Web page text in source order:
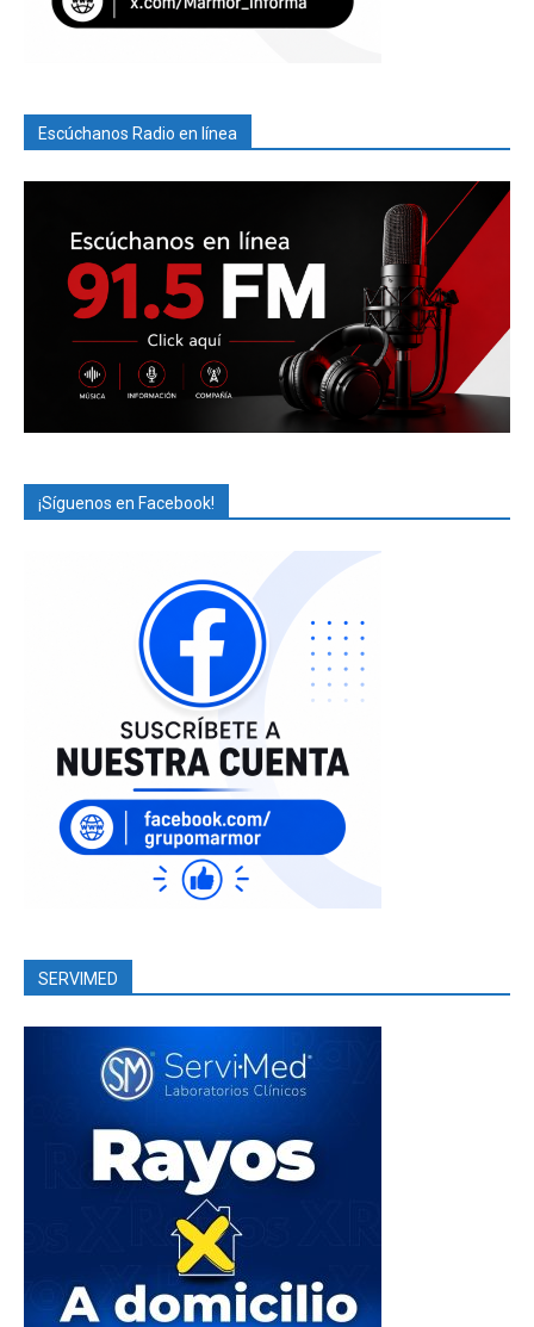
Escúchanos Radio en línea
¡Síguenos en Facebook!
SERVIMED